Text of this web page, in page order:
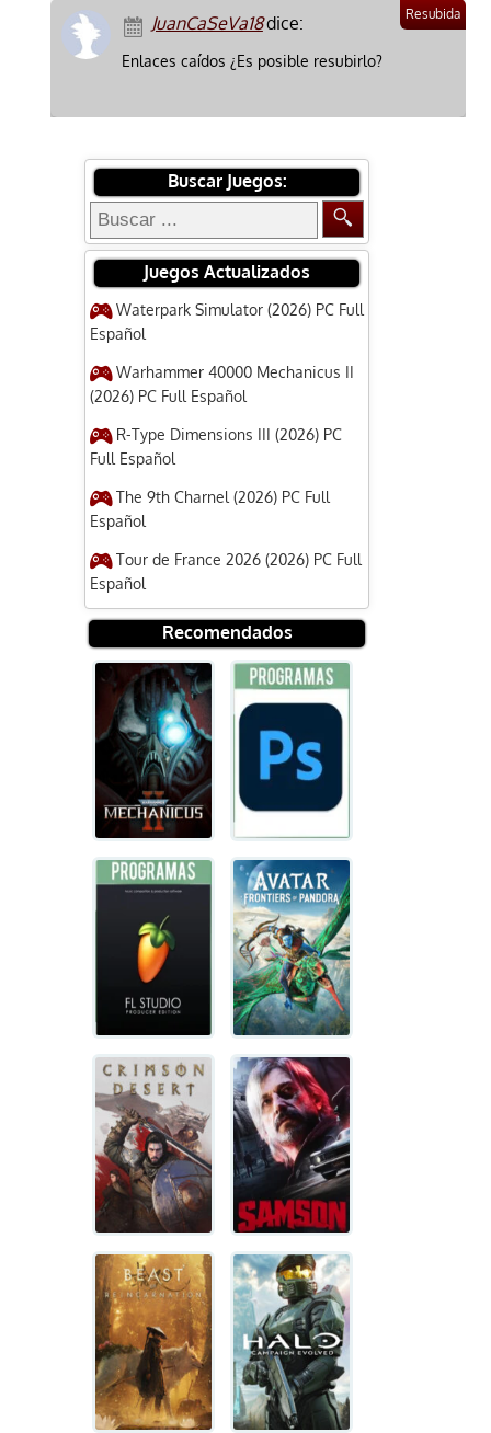
JuanCaSeVa18dice:
Enlaces caídos ¿Es posible resubirlo?
Buscar Juegos:
Juegos Actualizados
Waterpark Simulator (2026) PC Full
Español
Warhammer 40000 Mechanicus II
(2026) PC Full Español
R-Type Dimensions III (2026) PC
Full Español
The 9th Charnel (2026) PC Full
Español
Tour de France 2026 (2026) PC Full
Español
Recomendados